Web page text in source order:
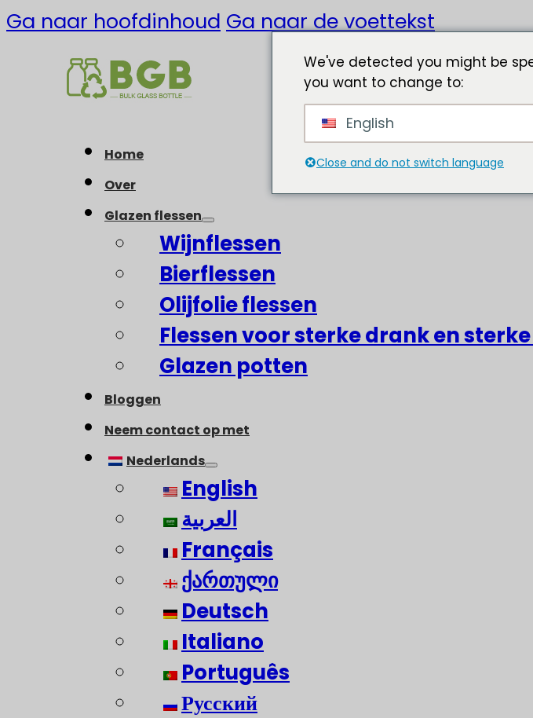
Ga naar hoofdinhoud Ga naar de voettekst
Home
Over
Glazen flessen
Wijnflessen
Bierflessen
Olijfolie flessen
Flessen voor sterke drank en
Glazen potten
Bloggen
Neem contact op met
Nederlands
English
العربية
Français
ქართული
Deutsch
Italiano
Português
Русский
We've detected you might be
you want to change to:
English
Close and do not switch language